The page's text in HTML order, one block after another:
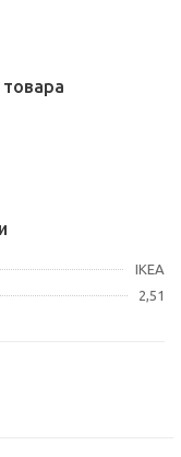
IKEA
2,51